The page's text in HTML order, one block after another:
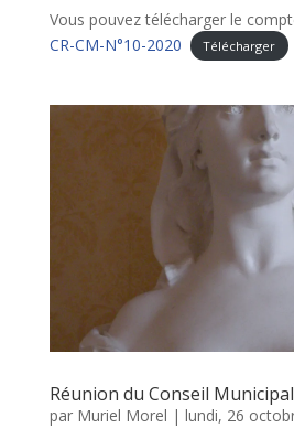
Vous pouvez télécharger le
CR-CM-N°10-2020
Télécharger
Réunion du Conseil
par Muriel Morel | lundi, 26